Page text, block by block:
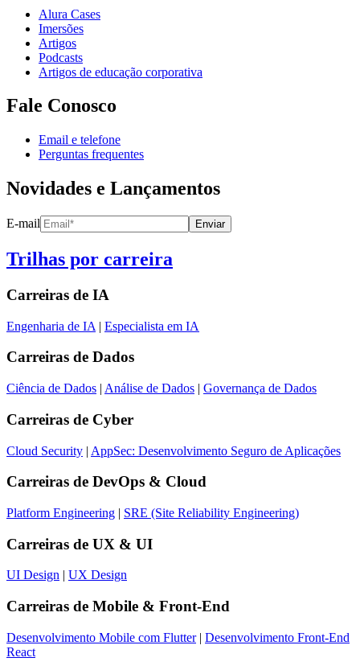
Alura Cases
Imersões
Artigos
Podcasts
Artigos de educação corporativa
Fale Conosco
Email e telefone
Perguntas frequentes
Novidades e Lançamentos
E-mail Enviar
Trilhas por carreira
Carreiras de IA
Engenharia de IA | Especialista em IA
Carreiras de Dados
Ciência de Dados | Análise de Dados | Governança de Dados
Carreiras de Cyber
Cloud Security | AppSec: Desenvolvimento Seguro de Aplicações
Carreiras de DevOps & Cloud
Platform Engineering | SRE (Site Reliability Engineering)
Carreiras de UX & UI
UI Design UX Design
Carreiras de Mobile & Front-End
Desenvolvimento Mobile com Flutter| Desenvolvimento Front-End
React